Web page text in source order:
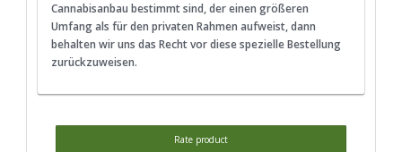
Cannabisanbau bestimmt sind, der einen größeren
Umfang als für den privaten Rahmen aufweist, dann
behalten wir uns das Recht vor diese spezielle Bestellung
zurückzuweisen.
Rate product